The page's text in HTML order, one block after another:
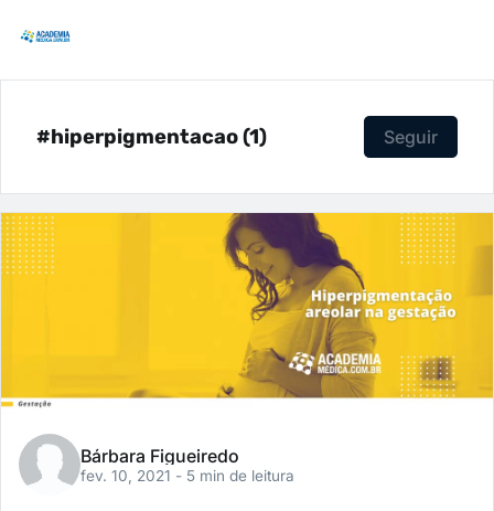
#hiperpigmentacao (1) Seguir
Bárbara Figueiredo
fev. 10, 2021 - 5 min de leitura